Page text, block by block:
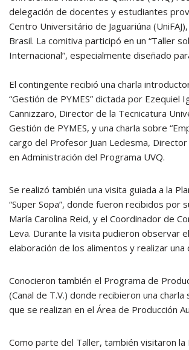
delegación de docentes y estudiantes
Centro Universitário de Jaguariúna
Brasil. La comitiva participó en un “Taller
Internacional”, especialmente diseñado
El contingente recibió una charla
“Gestión de PYMES” dictada por Ezequiel
Cannizzaro, Director de la Tecnicatura
Gestión de PYMES, y una charla sobre
cargo del Profesor Juan Ledesma, Director
en Administración del Programa UVQ.
Se realizó también una visita guiada a la
“Super Sopa”, donde fueron recibidos por
María Carolina Reid, y el Coordinador de
Leva. Durante la visita pudieron observar
elaboración de los alimentos y realizar una
Conocieron también el Programa de
(Canal de T.V.) donde recibieron una
que se realizan en el Área de Producción
Como parte del Taller, también visitaron la